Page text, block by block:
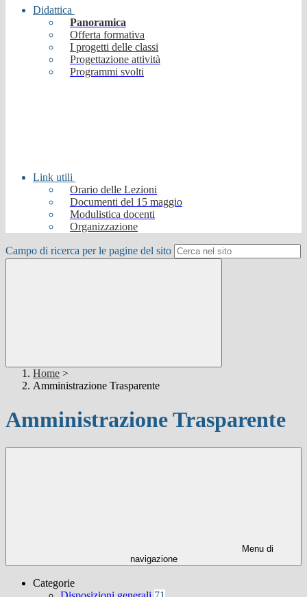
Didattica
Panoramica
Offerta formativa
I progetti delle classi
Progettazione attività
Programmi svolti
Link utili
Orario delle Lezioni
Documenti del 15 maggio
Modulistica docenti
Organizzazione
Campo di ricerca per le pagine del sito
Home >
Amministrazione Trasparente
Amministrazione Trasparente
Menu di
navigazione
Categorie